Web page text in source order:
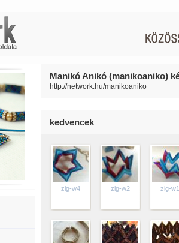
Manikó Anikó (manikoaniko)
http://network.hu/manikoaniko
kedvencek
zig-w4 zig-w2 zig-w1